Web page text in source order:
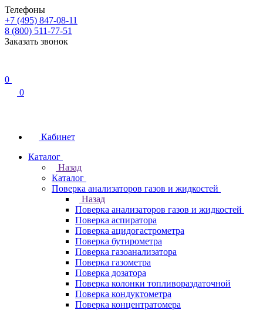
Телефоны
+7 (495) 847-08-11
8 (800) 511-77-51
Заказать звонок
0
0
Кабинет
Каталог
Назад
Каталог
Поверка анализаторов газов и жидкостей
Назад
Поверка анализаторов газов и жидкостей
Поверка аспиратора
Поверка ацидогастрометра
Поверка бутирометра
Поверка газоанализатора
Поверка газометра
Поверка дозатора
Поверка колонки топливораздаточной
Поверка кондуктометра
Поверка концентратомера